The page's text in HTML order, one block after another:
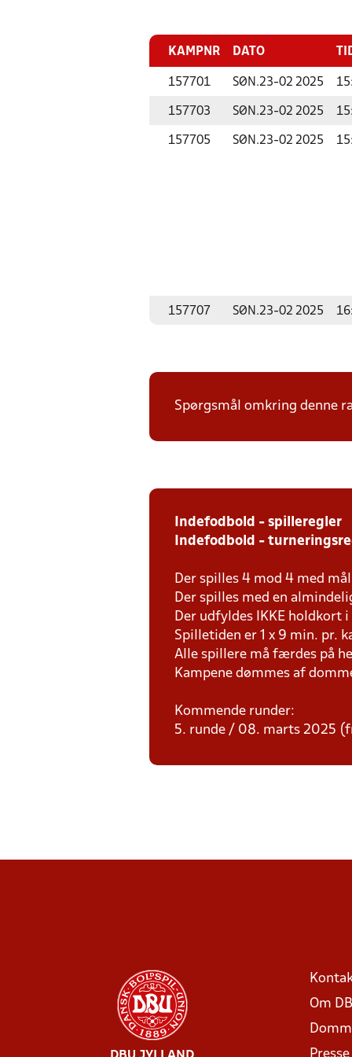
KAMPNR DATO
157701 SØN.23-02 2025
157703 SØN.23-02 2025
157705 SØN.23-02 2025
157707 SØN.23-02 2025
Spørgsmål omkring denne
Indefodbold - spilleregler
Indefodbold -
Der spilles 4 mod 4 med
Der spilles med en
Der udfyldes IKKE holdkort
Spilletiden er 1 x 9 min. pr.
Alle spillere må færdes på
Kampene dømmes af
Kommende runder:
5. runde / 08. marts 2025
Om
Presse